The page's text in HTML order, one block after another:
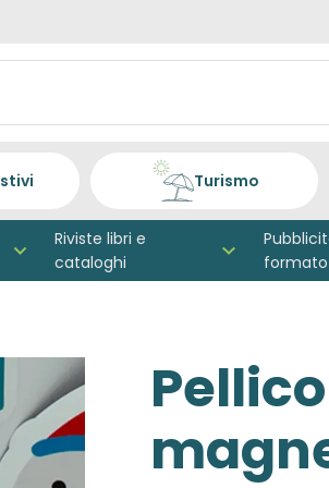
Turismo
Riviste libri e
cataloghi
formato